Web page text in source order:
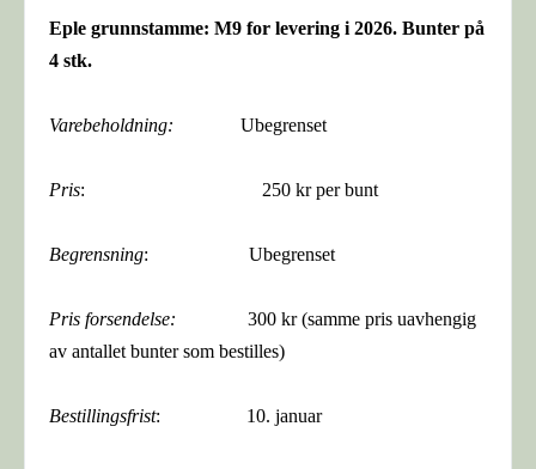
Eple grunnstamme: M9 for levering i 2026. Bunter på
4 stk.
Varebeholdning: Ubegrenset
Pris: 250 kr per bunt
Begrensning: Ubegrenset
Pris forsendelse: 300 kr (samme pris uavhengig
av antallet bunter som bestilles)
Bestillingsfrist: 10. januar